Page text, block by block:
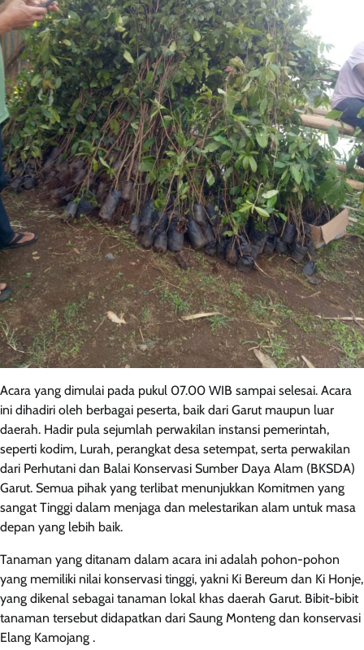
Acara yang dimulai pada pukul 07.00 WIB sampai selesai. Acara
ini dihadiri oleh berbagai peserta, baik dari Garut maupun luar
daerah. Hadir pula sejumlah perwakilan instansi pemerintah,
seperti kodim, Lurah, perangkat desa setempat, serta perwakilan
dari Perhutani dan Balai Konservasi Sumber Daya Alam (BKSDA)
Garut. Semua pihak yang terlibat menunjukkan Komitmen yang
sangat Tinggi dalam menjaga dan melestarikan alam untuk masa
depan yang lebih baik.
Tanaman yang ditanam dalam acara ini adalah pohon-pohon
yang memiliki nilai konservasi tinggi, yakni Ki Bereum dan Ki Honje,
yang dikenal sebagai tanaman lokal khas daerah Garut. Bibit-bibit
tanaman tersebut didapatkan dari Saung Monteng dan konservasi
Elang Kamojang .